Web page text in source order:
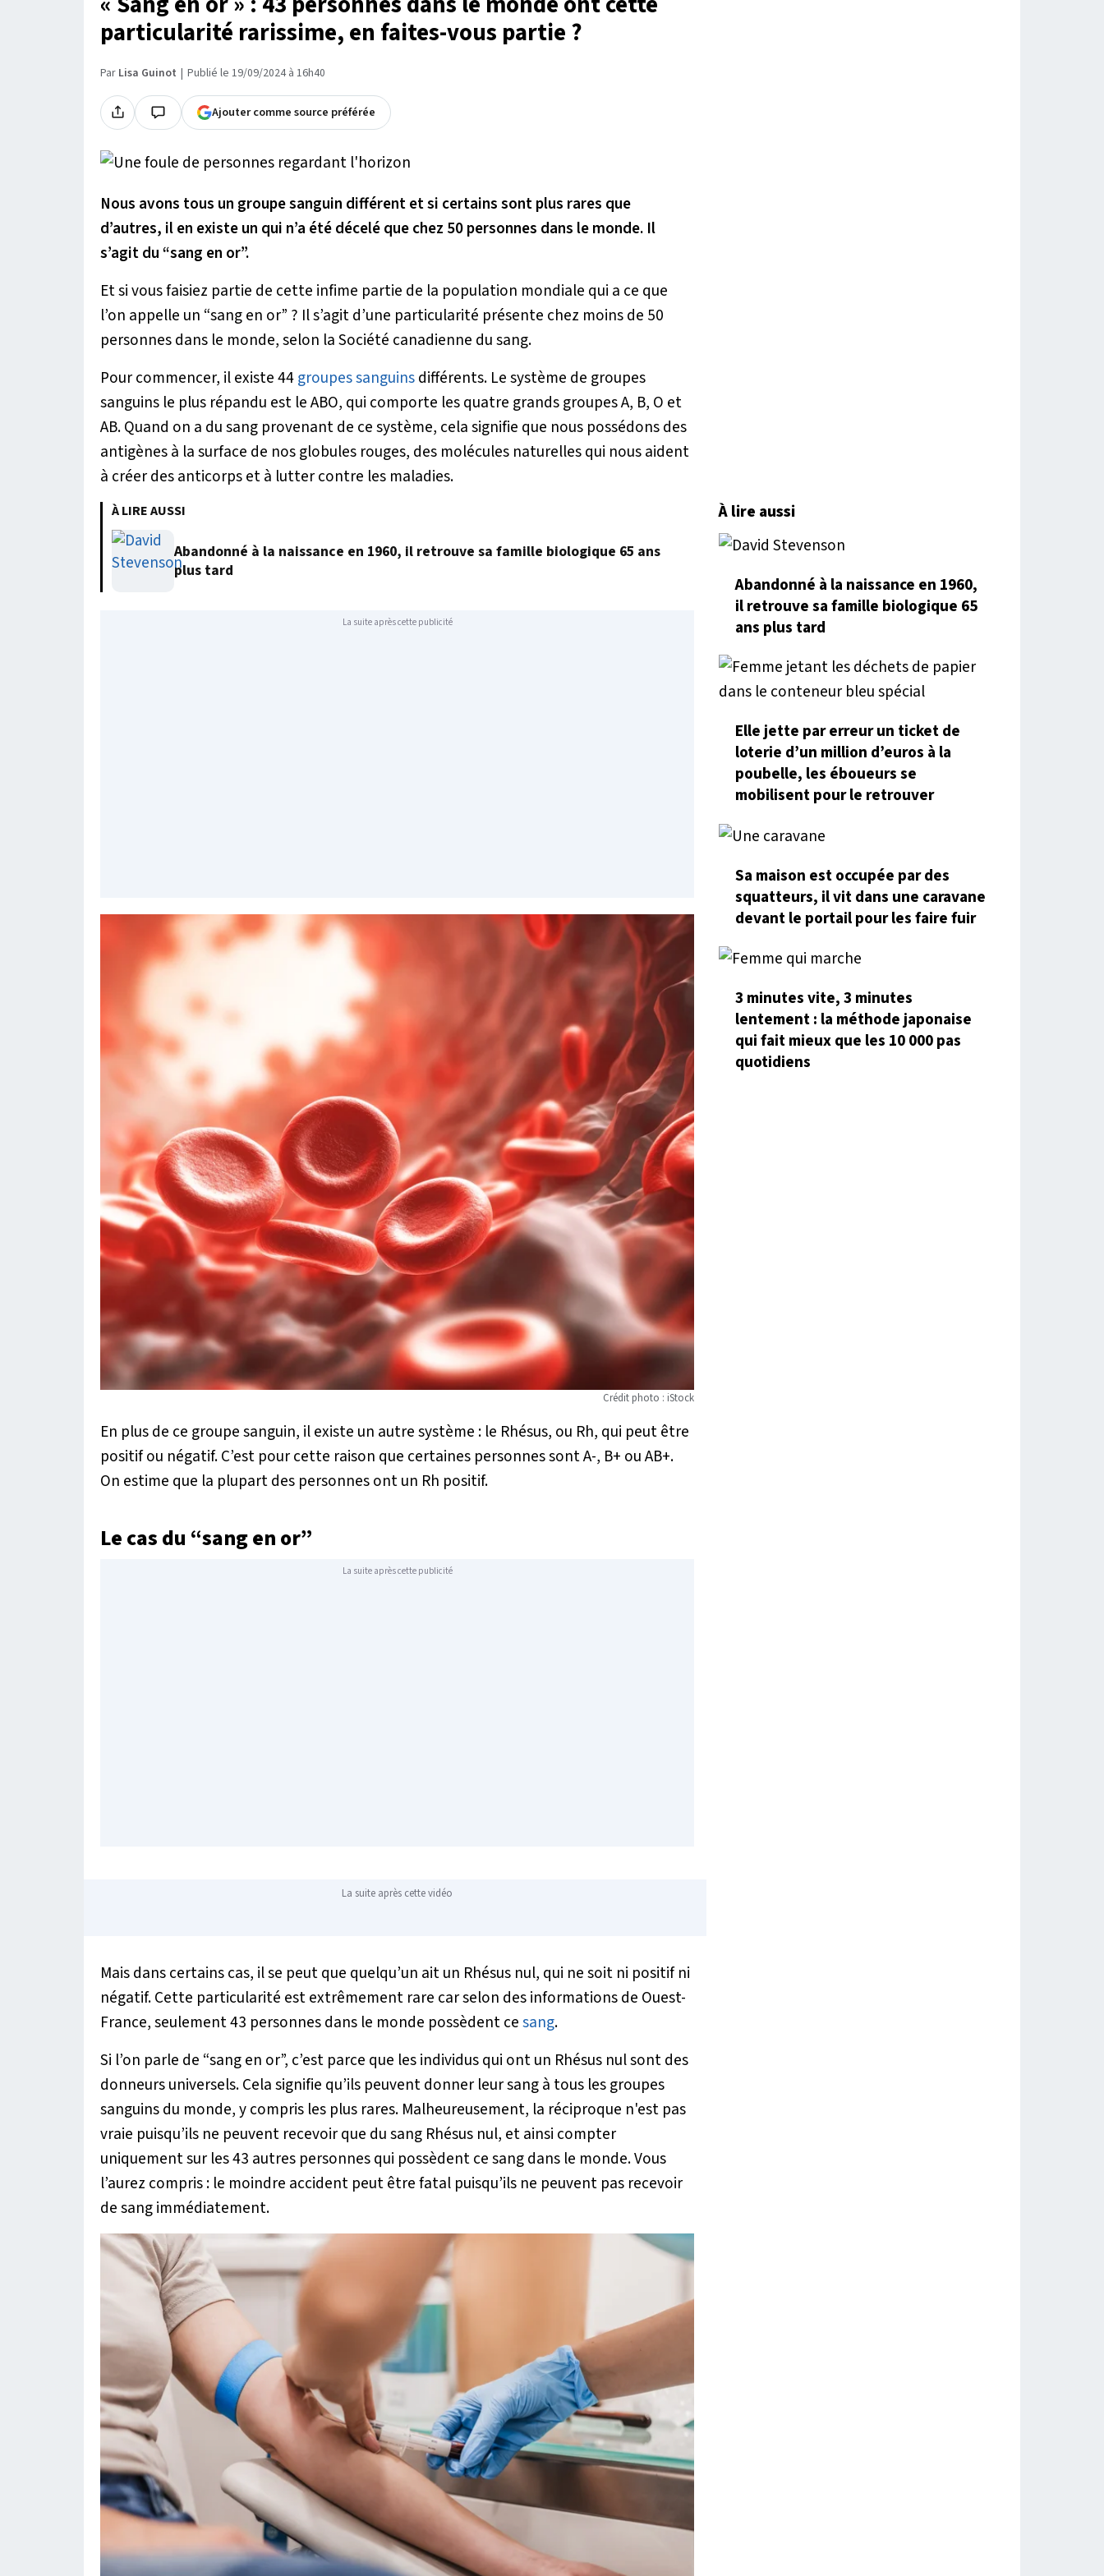
particularité rarissime, en faites-vous partie ?
Par Lisa Guinot Publié le 19/09/2024 à 16h40
Ajouter comme source préférée
Nous avons tous un groupe sanguin différent et si certains sont plus rares que
d’autres, il en existe un qui n’a été décelé que chez 50 personnes dans le monde. Il
s’agit du “sang en or”.
Et si vous faisiez partie de cette infime partie de la population mondiale qui a ce que
l’on appelle un “sang en or” ? Il s’agit d’une particularité présente chez moins de 50
personnes dans le monde, selon la Société canadienne du sang.
Pour commencer, il existe 44groupes sanguinsdifférents. Le système de groupes
sanguins le plus répandu est le ABO, qui comporte les quatre grands groupes A, B, O et
AB. Quand on a du sang provenant de ce système, cela signifie que nous possédons des
antigènes à la surface de nos globules rouges, des molécules naturelles qui nous aident
à créer des anticorps et à lutter contre les maladies.
À LIRE AUSSI
Abandonné à la naissance en 1960, il retrouve sa famille biologique 65 ans
plus tard
La suite après cette publicité
Crédit photo : iStock
En plus de ce groupe sanguin, il existe un autre système : le Rhésus, ou Rh, qui peut être
positif ou négatif. C’est pour cette raison que certaines personnes sont A-, B+ ou AB+.
On estime que la plupart des personnes ont un Rh positif.
Le cas du “sang en or”
La suite après cette publicité
La suite après cette vidéo
Mais dans certains cas, il se peut que quelqu’un ait un Rhésus nul, qui ne soit ni positif ni
négatif. Cette particularité est extrêmement rare car selon des informations de Ouest-
France, seulement 43 personnes dans le monde possèdent cesang.
Si l’on parle de “sang en or”, c’est parce que les individus qui ont un Rhésus nul sont des
donneurs universels. Cela signifie qu’ils peuvent donner leur sang à tous les groupes
sanguins du monde, y compris les plus rares. Malheureusement, la réciproque n'est pas
vraie puisqu’ils ne peuvent recevoir que du sang Rhésus nul, et ainsi compter
uniquement sur les 43 autres personnes qui possèdent ce sang dans le monde. Vous
l’aurez compris : le moindre accident peut être fatal puisqu’ils ne peuvent pas recevoir
de sang immédiatement.
À lire aussi
Abandonné à la naissance en 1960,
il retrouve sa famille biologique 65
ans plus tard
Elle jette par erreur un ticket de
loterie d’un million d’euros à la
poubelle, les éboueurs se
mobilisent pour le retrouver
Sa maison est occupée par des
squatteurs, il vit dans une caravane
devant le portail pour les faire fuir
3 minutes vite, 3 minutes
lentement : la méthode japonaise
qui fait mieux que les 10 000 pas
quotidiens